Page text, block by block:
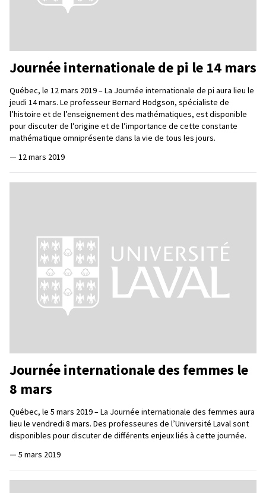
Journée internationale de pi le 14 mars
Québec, le 12 mars 2019 – La Journée internationale de pi aura lieu le
jeudi 14 mars. Le professeur Bernard Hodgson, spécialiste de
l’histoire et de l’enseignement des mathématiques, est disponible
pour discuter de l’origine et de l’importance de cette constante
mathématique omniprésente dans la vie de tous les jours.
— 12 mars 2019
Journée internationale des femmes le
8 mars
Québec, le 5 mars 2019 – La Journée internationale des femmes aura
lieu le vendredi 8 mars. Des professeures de l’Université Laval sont
disponibles pour discuter de différents enjeux liés à cette journée.
— 5 mars 2019